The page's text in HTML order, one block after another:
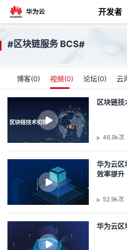
开发者
返
回
个
人
我
发
#区块链服务 BCS#
博客(0) 视频(0) 论坛(0) 云
区块链技
46.9k次
华为云区
效率提升
52.9k次
华为云区